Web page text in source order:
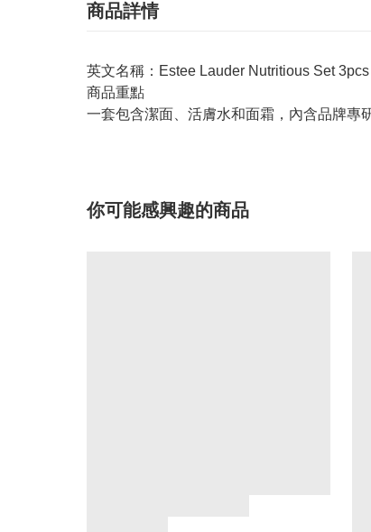
商品詳情
英文名稱：Estee Lauder Nutritious Set 3pcs
商品重點
一套包含潔面、活膚水和面霜，內含品牌專
你可能感興趣的商品